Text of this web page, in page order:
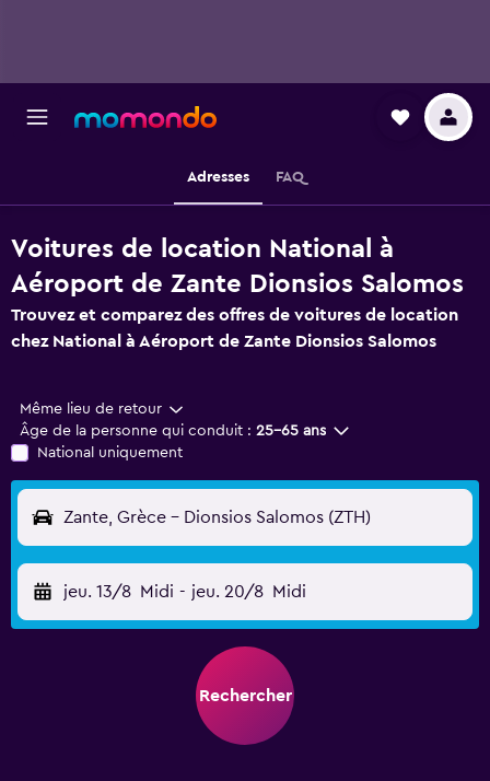
Adresses FAQ
Voitures de location National à
Aéroport de Zante Dionsios Salomos
Trouvez et comparez des offres de voitures de location
chez National à Aéroport de Zante Dionsios Salomos
Même lieu de retour
Âge de la personne qui conduit : 25-65 ans
National uniquement
Zante, Grèce - Dionsios Salomos (ZTH)
jeu. 13/8 Midi - jeu. 20/8 Midi
Rechercher